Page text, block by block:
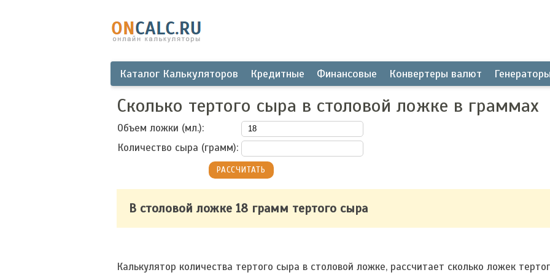
Каталог Калькуляторов Кредитные Финансовые Конвертеры валют
Сколько тертого сыра в столовой ложке в граммах
Объем ложки (мл.):
Количество сыра (грамм):
В столовой ложке 18 грамм тертого сыра
Калькулятор количества тертого сыра в столовой ложке, рассчитает сколько ложек